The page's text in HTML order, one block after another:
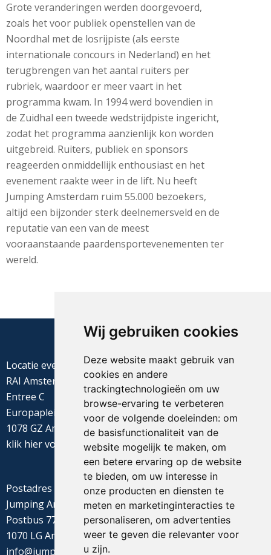
Wij gebruiken cookies
Deze website maakt gebruik van
cookies en andere
trackingtechnologieën om uw
browse-ervaring te verbeteren
voor de volgende doeleinden: om
de basisfunctionaliteit van de
website mogelijk te maken, om
een betere ervaring op de website
te bieden, om uw interesse in
onze producten en diensten te
meten en marketinginteracties te
personaliseren, om advertenties
weer te geven die relevanter voor
u zijn.
Grote veranderingen werden doorgevoerd,
zoals het voor publiek openstellen van de
Noordhal met de losrijpiste (als eerste
internationale concours in Nederland) en het
terugbrengen van het aantal ruiters per
rubriek, waardoor er meer vaart in het
programma kwam. In 1994 werd bovendien in
de Zuidhal een tweede wedstrijdpiste ingericht,
zodat het programma aanzienlijk kon worden
uitgebreid. Ruiters, publiek en sponsors
reageerden onmiddellijk enthousiast en het
evenement raakte weer in de lift. Nu heeft
Jumping Amsterdam ruim 55.000 bezoekers,
altijd een bijzonder sterk deelnemersveld en de
reputatie van een van de meest
vooraanstaande paardensportevenementen ter
wereld.
Locatie evenement
RAI Amsterdam
Entree C
Europaplein 22
1078 GZ Amsterdam
klik hiervoor de routebeschrijving
Postadres
Jumping Amsterdam
Postbus 77655
1070 LG Amsterdam
info@jumpingamsterdam.nl